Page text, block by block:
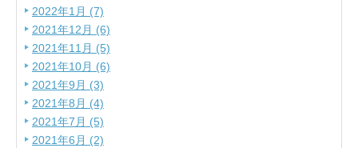
2022年1月 (7)
2021年12月 (6)
2021年11月 (5)
2021年10月 (6)
2021年9月 (3)
2021年8月 (4)
2021年7月 (5)
2021年6月 (2)